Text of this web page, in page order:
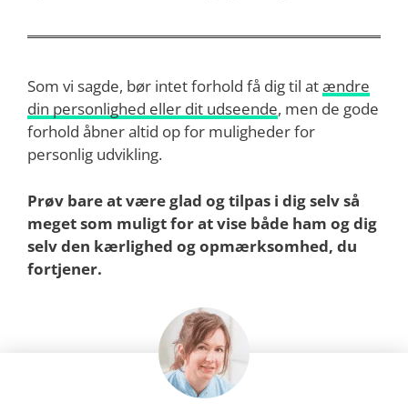
Som vi sagde, bør intet forhold få dig til atændre
din personlighed eller dit udseende, men de gode
forhold åbner altid op for muligheder for
personlig udvikling.
Prøv bare at være glad og tilpas i dig selv så
meget som muligt for at vise både ham og dig
selv den kærlighed og opmærksomhed, du
fortjener.